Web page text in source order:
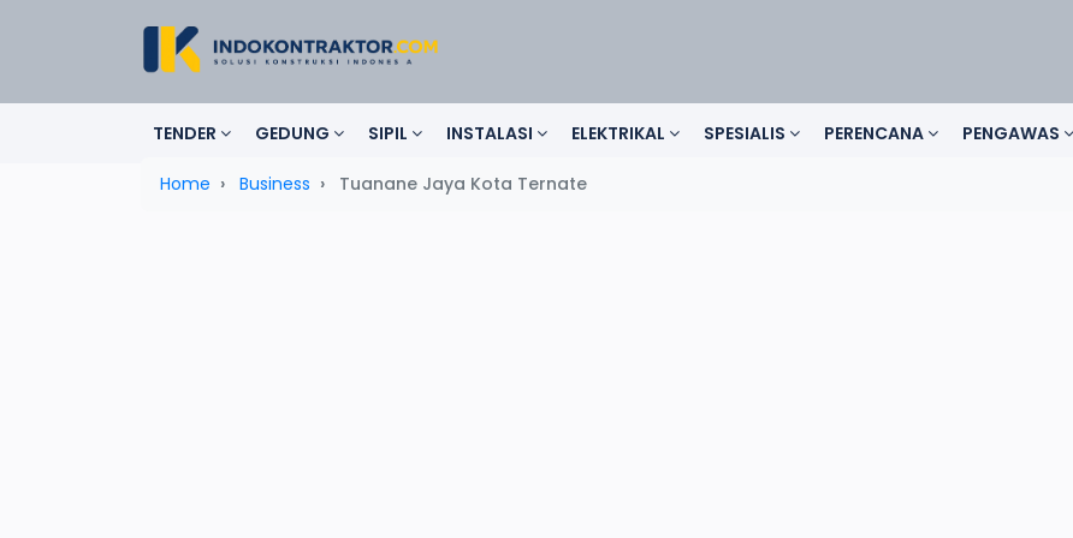
TENDER GEDUNG SIPIL INSTALASI ELEKTRIKAL SPESIALIS PERENCANA PENGAWAS
Home Business Tuanane Jaya Kota Ternate